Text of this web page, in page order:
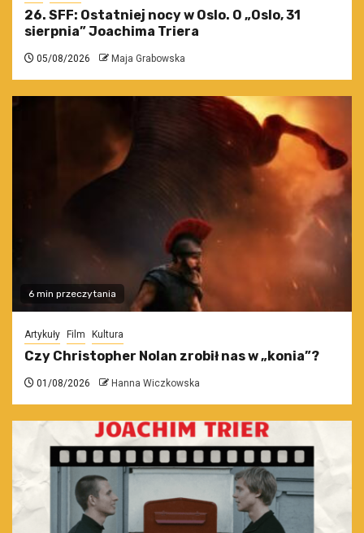
26. SFF: Ostatniej nocy w Oslo. O „Oslo, 31
sierpnia” Joachima Triera
05/08/2026 Maja Grabowska
6 min przeczytania
Artykuły Film Kultura
Czy Christopher Nolan zrobił nas w „konia”?
01/08/2026 Hanna Wiczkowska